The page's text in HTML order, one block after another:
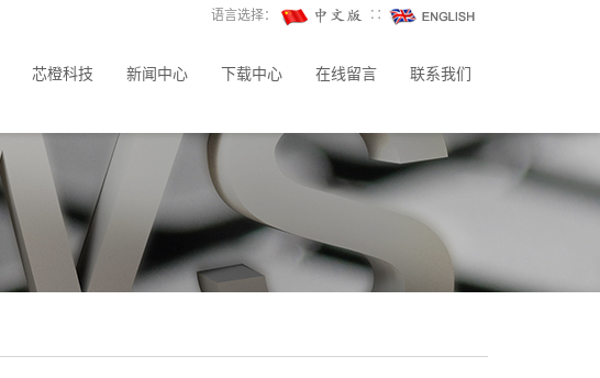
语言选择： ∷
芯橙科技 新闻中心 下载中心 在线留言 联系我们